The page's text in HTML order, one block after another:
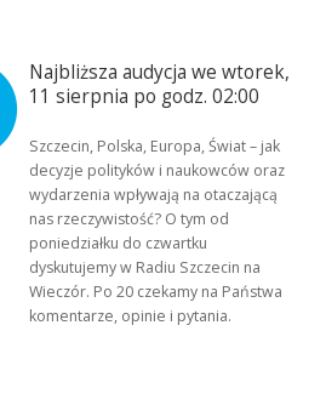
Najbliższa audycja we wtorek,
11 sierpnia po godz. 02:00
Szczecin, Polska, Europa, Świat – jak
decyzje polityków i naukowców oraz
wydarzenia wpływają na otaczającą
nas rzeczywistość? O tym od
poniedziałku do czwartku
dyskutujemy w Radiu Szczecin na
Wieczór. Po 20 czekamy na Państwa
komentarze, opinie i pytania.